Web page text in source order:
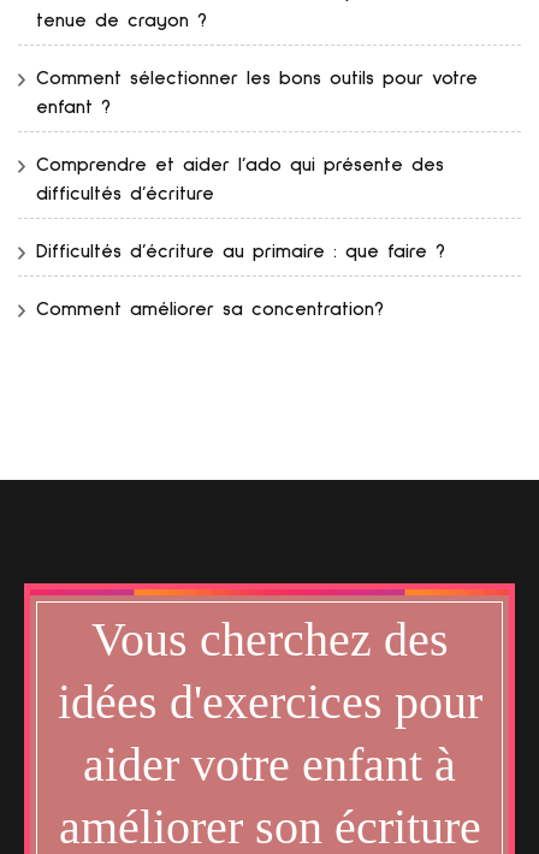
tenue de crayon ?
Comment sélectionner les bons outils pour votre
enfant ?
Comprendre et aider l’ado qui présente des
difficultés d’écriture
Difficultés d’écriture au primaire : que faire ?
Comment améliorer sa concentration?